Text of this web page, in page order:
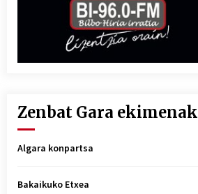
Zenbat Gara ekimenak
Algara konpartsa
Bakaikuko Etxea